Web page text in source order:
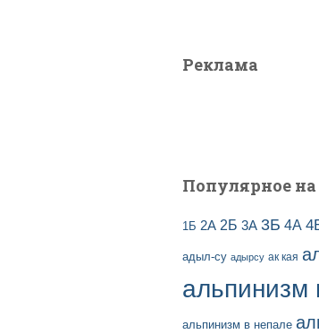
п
:Реклама
Популярное на
1Б 2А 2Б 3А 3Б 4А
адыл-су адырсу ак кая
альпинизм
альпинизм в непале